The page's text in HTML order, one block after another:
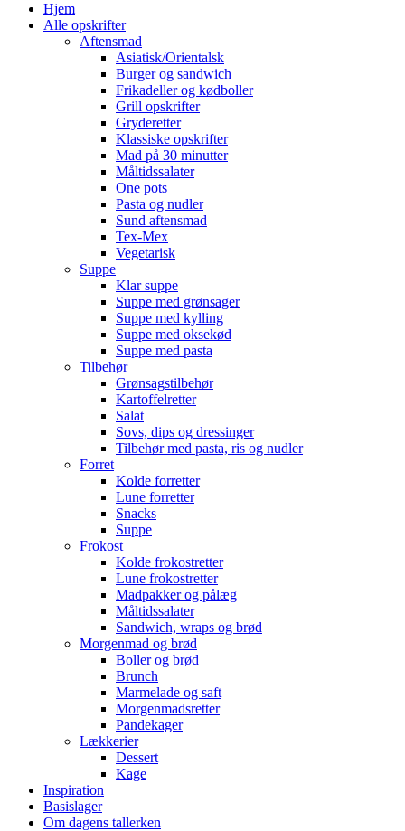
Hjem
Alle opskrifter
Aftensmad
Asiatisk/Orientalsk
Burger og sandwich
Frikadeller og kødboller
Grill opskrifter
Gryderetter
Klassiske opskrifter
Mad på 30 minutter
Måltidssalater
One pots
Pasta og nudler
Sund aftensmad
Tex-Mex
Vegetarisk
Suppe
Klar suppe
Suppe med grønsager
Suppe med kylling
Suppe med oksekød
Suppe med pasta
Tilbehør
Grønsagstilbehør
Kartoffelretter
Salat
Sovs, dips og dressinger
Tilbehør med pasta, ris og nudler
Forret
Kolde forretter
Lune forretter
Snacks
Suppe
Frokost
Kolde frokostretter
Lune frokostretter
Madpakker og pålæg
Måltidssalater
Sandwich, wraps og brød
Morgenmad og brød
Boller og brød
Brunch
Marmelade og saft
Morgenmadsretter
Pandekager
Lækkerier
Dessert
Kage
Inspiration
Basislager
Om dagens tallerken